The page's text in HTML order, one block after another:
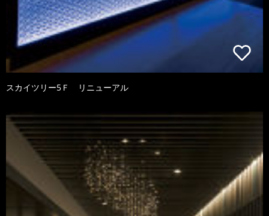
スカイツリー5Ｆ リニューアル